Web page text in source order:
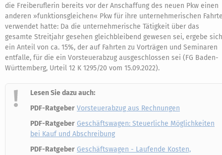
die Freiberuflerin bereits vor der Anschaffung des neuen Pkw einen
anderen »funktionsgleichen« Pkw für ihre unternehmerischen
verwendet hatte: Da die unternehmerische Tätigkeit über das
gesamte Streitjahr gesehen gleichbleibend gewesen sei, ergebe sich
ein Anteil von ca. 15%, der auf Fahrten zu Vorträgen und Seminaren
entfalle, für die ein Vorsteuerabzug ausgeschlossen sei (FG Baden-
Württemberg, Urteil 12 K 1295/20 vom 15.09.2022).
Lesen Sie dazu auch:
PDF-Ratgeber Vorsteuerabzug aus Rechnungen
PDF-Ratgeber Geschäftswagen: Steuerliche Möglichkeiten
bei Kauf und Abschreibung
PDF-Ratgeber Geschäftswagen - Laufende Kosten,